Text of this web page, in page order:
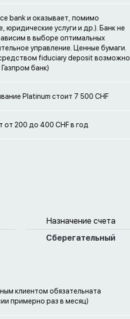
bank и оказывает, помимо
юридические услуги и др.). Банк не
в выборе оптимальных
управление. Ценные бумаги.
fiduciary deposit возможно
банк)
Platinum стоит 7 500 CHF
от 200 до 400 CHF в год
Назначение счета
Сберегательный
клиентом обязательната
примерно раз в месяц)